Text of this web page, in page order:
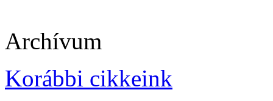
Archívum
Korábbi cikkeink